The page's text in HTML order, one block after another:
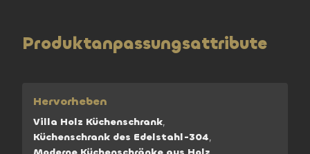
Produktanpassungsattribute
Hervorheben
Villa Holz Küchenschrank,
Küchenschrank des Edelstahl-304,